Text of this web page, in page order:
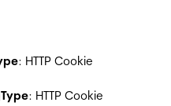
: HTTP Cookie
Type: HTTP Cookie